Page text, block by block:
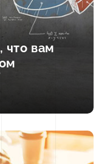
что вам